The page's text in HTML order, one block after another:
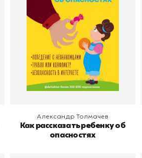
Издательство
В корзину
Александр Толмачев
Как рассказать ребенку об
опасностях